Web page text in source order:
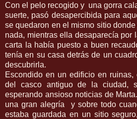
Con el pelo recogido y una gorra
suerte, pasó desapercibida para
se quedaron en el mismo sitio
nada, mientras ella desaparecía por
carta la había puesto a buen
tenía en su casa detrás de un
descubrirla.
Escondido en un edificio en
del casco antiguo de la ciudad,
esperando ansioso noticias de
una gran alegría y sobre todo
estaba guardada en un sitio